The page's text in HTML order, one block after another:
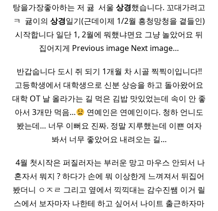
탕을가장좋아하는 저 귦 ​ 서울 상경했습니다. 꼬대가려고
ㅋ ​ 귦이의 상경일기(근데이제 1/2월 흥청망청을 곁들인)
시작합니다 일단 1, 2월에 뭐했냐면요 그냥 놀았어요 뒤
집어지게 Previous image Next image…
반갑숩니다 도시 쥐 되기 1개월 차 시골 찍찍이입니다!!
고등학생에서 대학생으로 신분 상승을 하고 돌아왔어요
대학 OT 날 올라가는 길 먹은 김밥 맛있었는데 속이 안 좋
아서 3개만 먹음…
연예인은 연예인이다. 청하 언니도
봤는데… 너무 이뻐요 진짜. 정말 지루했는데 이쁜 여자
봐서 너무 좋았어요 내려오는 길…
​ 4월 첫시작은 퍼질러자는 부러운 망고 마우스 안되서 나
혼자서 뭐지 ? 하다가 손에 뭐 이상한게 느껴져서 뒤집어
봤더니 ㅇㅈㄹ 그리고 옆에서 끽끽대는 감수진쌤 이거 릴
스에서 보자마자 나한테 하고 싶어서 나이트 출근하자마